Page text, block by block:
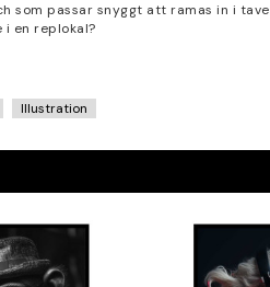
som passar snyggt att ramas in i
en replokal?
Illustration